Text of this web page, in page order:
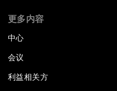
更多内容
中心
会议
利益相关方